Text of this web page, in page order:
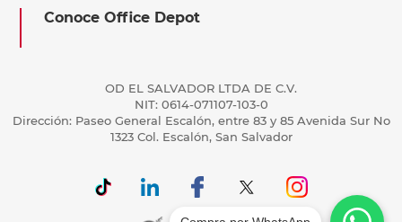
Conoce Office Depot
OD EL SALVADOR LTDA DE C.V.
NIT: 0614-071107-103-0
Dirección: Paseo General Escalón, entre 83 y 85 Avenida Sur No
1323 Col. Escalón, San Salvador